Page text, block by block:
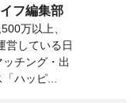
フ編集部
万以上、
営している日
チング・出
ハッピ...